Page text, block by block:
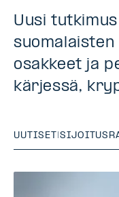
Uusi
osakkeet ja
kärjessä,
UUTISET